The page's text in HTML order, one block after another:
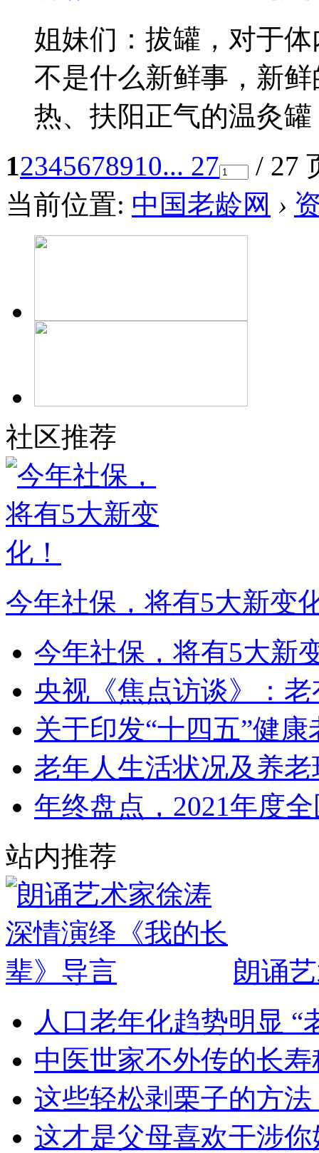
姐妹们：拔罐，对于
不是什么新鲜事，新
热、扶阳正气的温灸罐
12345678910... 27
/ 27
当前位置: 中国老龄网 ›
社区推荐
今年社保，将有5大新变
今年社保，将有5大新
央视《焦点访谈》：
关于印发“十四五”健
老年人生活状况及养
年终盘点，2021年度
站内推荐
朗诵
人口老年化趋势明显 “
中医世家不外传的长寿
这些轻松剥栗子的方
这才是父母喜欢干涉